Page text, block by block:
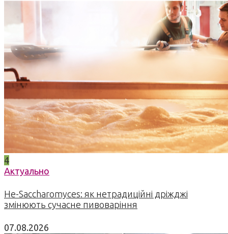
4
Актуально
Не-Saccharomyces: як нетрадиційні дріжджі
змінюють сучасне пивоваріння
07.08.2026